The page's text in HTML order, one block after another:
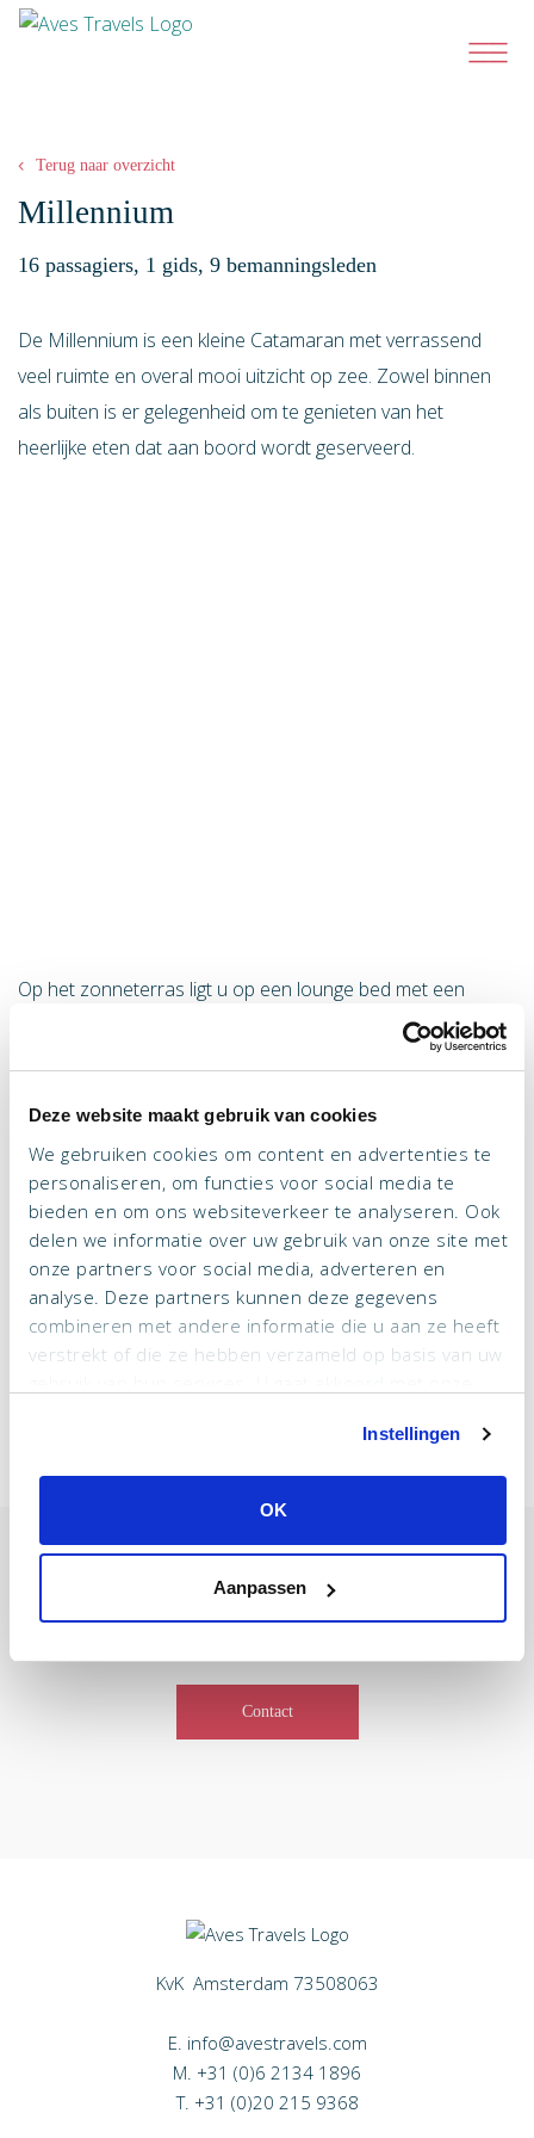
Deze website maakt gebruik van cookies
We gebruiken cookies om content en advertenties te
personaliseren, om functies voor social media te
bieden en om ons websiteverkeer te analyseren. Ook
delen we informatie over uw gebruik van onze site met
onze partners voor social media, adverteren en
analyse. Deze partners kunnen deze gegevens
combineren met andere informatie die u aan ze heeft
verstrekt of die ze hebben verzameld op basis van uw
Instellingen
OK
Aanpassen
Terug naar overzicht
Millennium
16 passagiers, 1 gids, 9 bemanningsleden
De Millennium is een kleine Catamaran met verrassend
veel ruimte en overal mooi uitzicht op zee. Zowel binnen
als buiten is er gelegenheid om te genieten van het
heerlijke eten dat aan boord wordt geserveerd.
Op het zonneterras ligt u op een lounge bed met een
drankje terwijl de fregatvogels u vergezellen op uw reis.
Binnen vindt u naast het restaurant een bar en een
vertellen over de Galápagos eilanden en de avonturen die
u de volgende dag zult gaan beleven. De zes 2-
persoonshutten en twee suites hebben allen een klein
balkonnetje, een eigen badkamer, een minibar en een
kleine tv. Tevens zijn de hutten voorzien van
airconditioning. De service op dit jacht is persoonlijk en
zeer goed, het zal u aan niets ontbreken.
Terug naar overzicht
contact met ons op en wij maken uw
Contact
KvK Amsterdam 73508063
E. info@avestravels.com
M. +31 (0)6 2134 1896
T. +31 (0)20 215 9368